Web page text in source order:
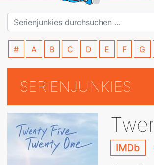
# A B C D E F G
SERIENJUNKIES
IMDb